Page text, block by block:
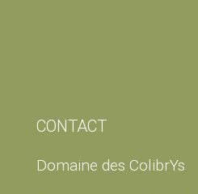
CONTACT
Domaine des ColibrYs